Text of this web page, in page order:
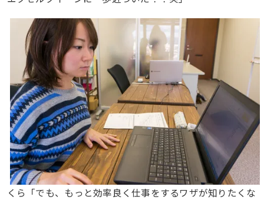
くら「でも、もっと効率良く仕事をするワザが知りたくな